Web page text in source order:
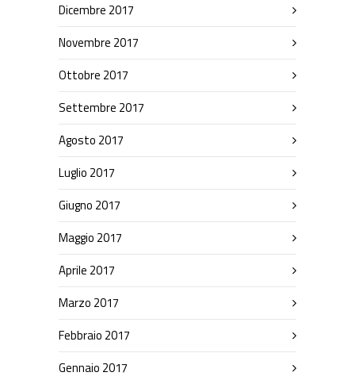
Dicembre 2017
Novembre 2017
Ottobre 2017
Settembre 2017
Agosto 2017
Luglio 2017
Giugno 2017
Maggio 2017
Aprile 2017
Marzo 2017
Febbraio 2017
Gennaio 2017